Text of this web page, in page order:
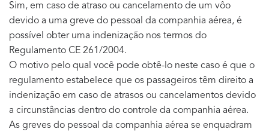
Sim, em caso de atraso ou cancelamento de um vôo
devido a uma greve do pessoal da companhia aérea, é
possível obter uma indenização nos termos do
Regulamento CE 261/2004.
O motivo pelo qual você pode obtê-lo neste caso é que o
regulamento estabelece que os passageiros têm direito a
indenização em caso de atrasos ou cancelamentos devido
a circunstâncias dentro do controle da companhia aérea.
As greves do pessoal da companhia aérea se enquadram